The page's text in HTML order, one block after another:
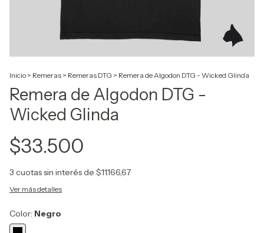
Inicio > Remeras > Remeras DTG > Remera de Algodon DTG - Wicked Glinda
Remera de Algodon DTG -
Wicked Glinda
$33.500
3 cuotas sin interés de $11.166,67
Ver más detalles
Color: Negro